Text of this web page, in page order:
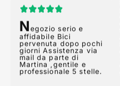
N
affidabile Bici
pervenuta dopo pochi
giorni Assistenza via
mail da parte di
Martina ,gentile e
professionale 5 stelle.